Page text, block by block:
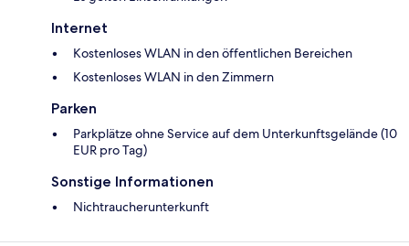
Internet
Kostenloses WLAN in den öffentlichen Bereichen
Kostenloses WLAN in den Zimmern
Parken
Parkplätze ohne Service auf dem Unterkunftsgelände (10
EUR pro Tag)
Sonstige Informationen
Nichtraucherunterkunft